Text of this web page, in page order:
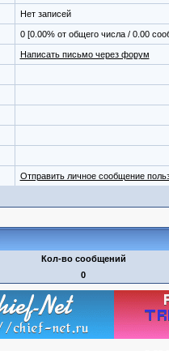
Нет записей
0 [0.00% от общего числа / 0.00
Написать письмо через форум
Отправить личное сообщение
Кол-во сообщений
0